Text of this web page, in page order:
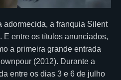
adormecida, a franquia Silent
E entre os títulos anunciados,
a primeira grande entrada
(2012). Durante a
entre os dias 3 e 6 de julho